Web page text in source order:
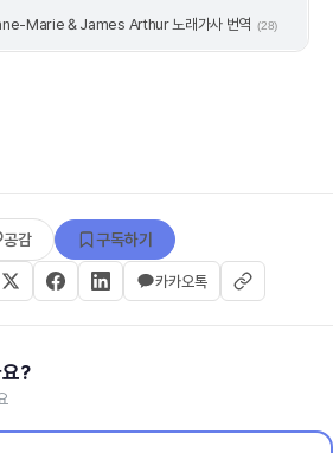
Marie & James Arthur 노래가사 번역 (28)
공감 구독하기
카카오톡
?